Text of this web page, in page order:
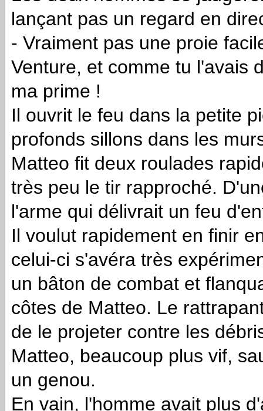
lançant pas un regard en
- Vraiment pas une proie
Venture, et comme tu l'avais
ma prime !
Il ouvrit le feu dans la petite
profonds sillons dans les
Matteo fit deux roulades
très peu le tir rapproché.
l'arme qui délivrait un feu
Il voulut rapidement en finir
celui-ci s'avéra très
un bâton de combat et
côtes de Matteo. Le
de le projeter contre les
Matteo, beaucoup plus vif,
un genou.
En vain, l'homme avait plus